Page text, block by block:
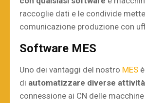
raccoglie dati e le condivide
comunicazione produzione con
Software MES
Uno dei vantaggi del nostro MES
di automatizzare diverse attività
connessione ai CN delle macchine